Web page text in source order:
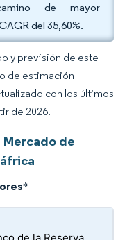
de mayor
del 35,60%.
y previsión de este
de estimación
con los últimos
de 2026.
de
*